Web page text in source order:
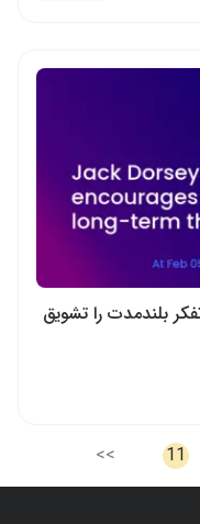
بلندمدت را تشویق
11
>>